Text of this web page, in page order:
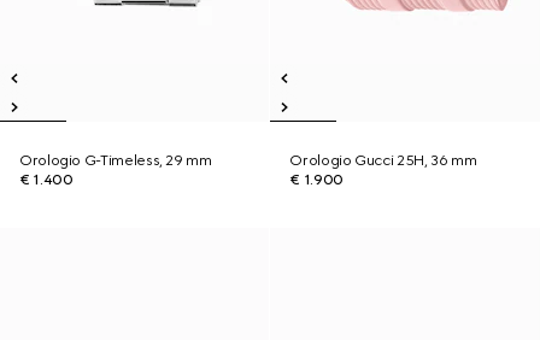
Orologio G-Timeless, 29 mm
€ 1.400
Orologio Gucci 25H, 36 mm
€ 1.900